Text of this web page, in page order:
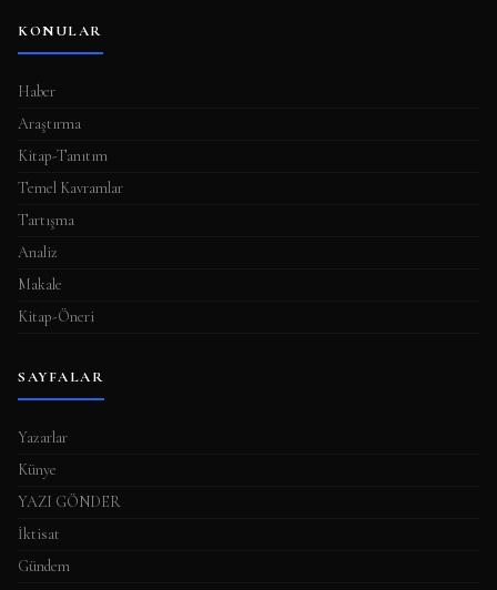
KONULAR
Haber
Araştırma
Kitap-Tanıtım
Temel Kavramlar
Tartışma
Analiz
Makale
Kitap-Öneri
SAYFALAR
Yazarlar
Künye
YAZI GÖNDER
İktisat
Gündem